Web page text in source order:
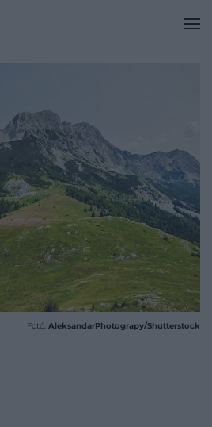
Fotó: AleksandarPhotograpy/Shutterstock